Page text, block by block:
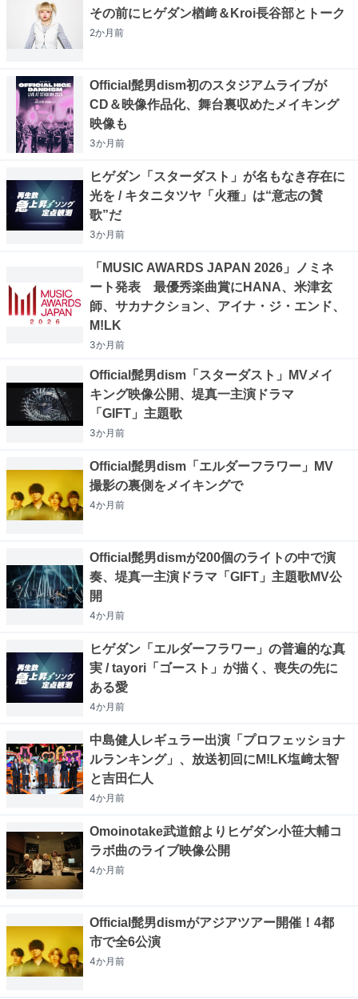
その前にヒゲダン楢﨑＆Kroi長谷部とトーク
2か月前
Official髭男dism初のスタジアムライブが
CD＆映像作品化、舞台裏収めたメイキング
映像も
3か月前
ヒゲダン「スターダスト」が名もなき存在に
光を / キタニタツヤ「火種」は“意志の賛
歌”だ
3か月前
「MUSIC AWARDS JAPAN 2026」ノミネ
ート発表 最優秀楽曲賞にHANA、米津玄
師、サカナクション、アイナ・ジ・エンド、
M!LK
3か月前
Official髭男dism「スターダスト」MVメイ
キング映像公開、堤真一主演ドラマ
「GIFT」主題歌
3か月前
Official髭男dism「エルダーフラワー」MV
撮影の裏側をメイキングで
4か月前
Official髭男dismが200個のライトの中で演
奏、堤真一主演ドラマ「GIFT」主題歌MV公
開
4か月前
ヒゲダン「エルダーフラワー」の普遍的な真
実 / tayori「ゴースト」が描く、喪失の先に
ある愛
4か月前
中島健人レギュラー出演「プロフェッショナ
ルランキング」、放送初回にM!LK塩﨑太智
と吉田仁人
4か月前
Omoinotake武道館よりヒゲダン小笹大輔コ
ラボ曲のライブ映像公開
4か月前
Official髭男dismがアジアツアー開催！4都
市で全6公演
4か月前